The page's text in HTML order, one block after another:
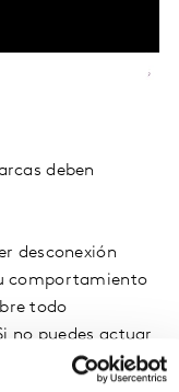
deben
desconexión
comportamiento
todo
no puedes actuar